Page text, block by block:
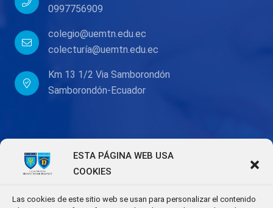
ESTA PÁGINA WEB USA
COOKIES
Las cookies de este sitio web se usan para personalizar el contenido
0997756909
colegio@uemtn.edu.ec
colecturía@uemtn.edu.ec
Km 13 1/2 Via Samborondón
Samborondón-Ecuador